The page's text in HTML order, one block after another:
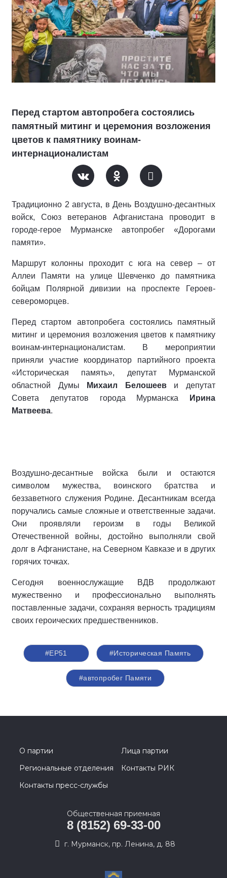
Перед стартом автопробега состоялись
памятный митинг и церемония возложения
цветов к памятнику воинам-
интернационалистам
Традиционно 2 августа, в День Воздушно-десантных
войск, Союз ветеранов Афганистана проводит в
городе-герое Мурманске автопробег «Дорогами
памяти».
Маршрут колонны проходит с юга на север – от
Аллеи Памяти на улице Шевченко до памятника
бойцам Полярной дивизии на проспекте Героев-
североморцев.
Перед стартом автопробега состоялись памятный
митинг и церемония возложения цветов к памятнику
воинам-интернационалистам. В мероприятии
приняли участие координатор партийного проекта
«Историческая память», депутат Мурманской
областной Думы
Михаил Белошееви депутат
Совета депутатов города Мурманска
Ирина
Матвеева.
Воздушно-десантные войска были и остаются
символом мужества, воинского братства и
беззаветного служения Родине. Десантникам всегда
поручались самые сложные и ответственные задачи.
Они проявляли героизм в годы Великой
Отечественной войны, достойно выполняли свой
долг в Афганистане, на Северном Кавказе и в других
горячих точках.
Сегодня военнослужащие ВДВ продолжают
мужественно и профессионально выполнять
поставленные задачи, сохраняя верность традициям
своих героических предшественников.
#ЕР51 #Историческая Память
#автопробег Памяти
О партии
Лица партии
Региональные отделения
Контакты РИК
Контакты пресс-службы
Общественная приемная
8 (8152) 69-33-00
г. Мурманск, пр. Ленина, д. 88